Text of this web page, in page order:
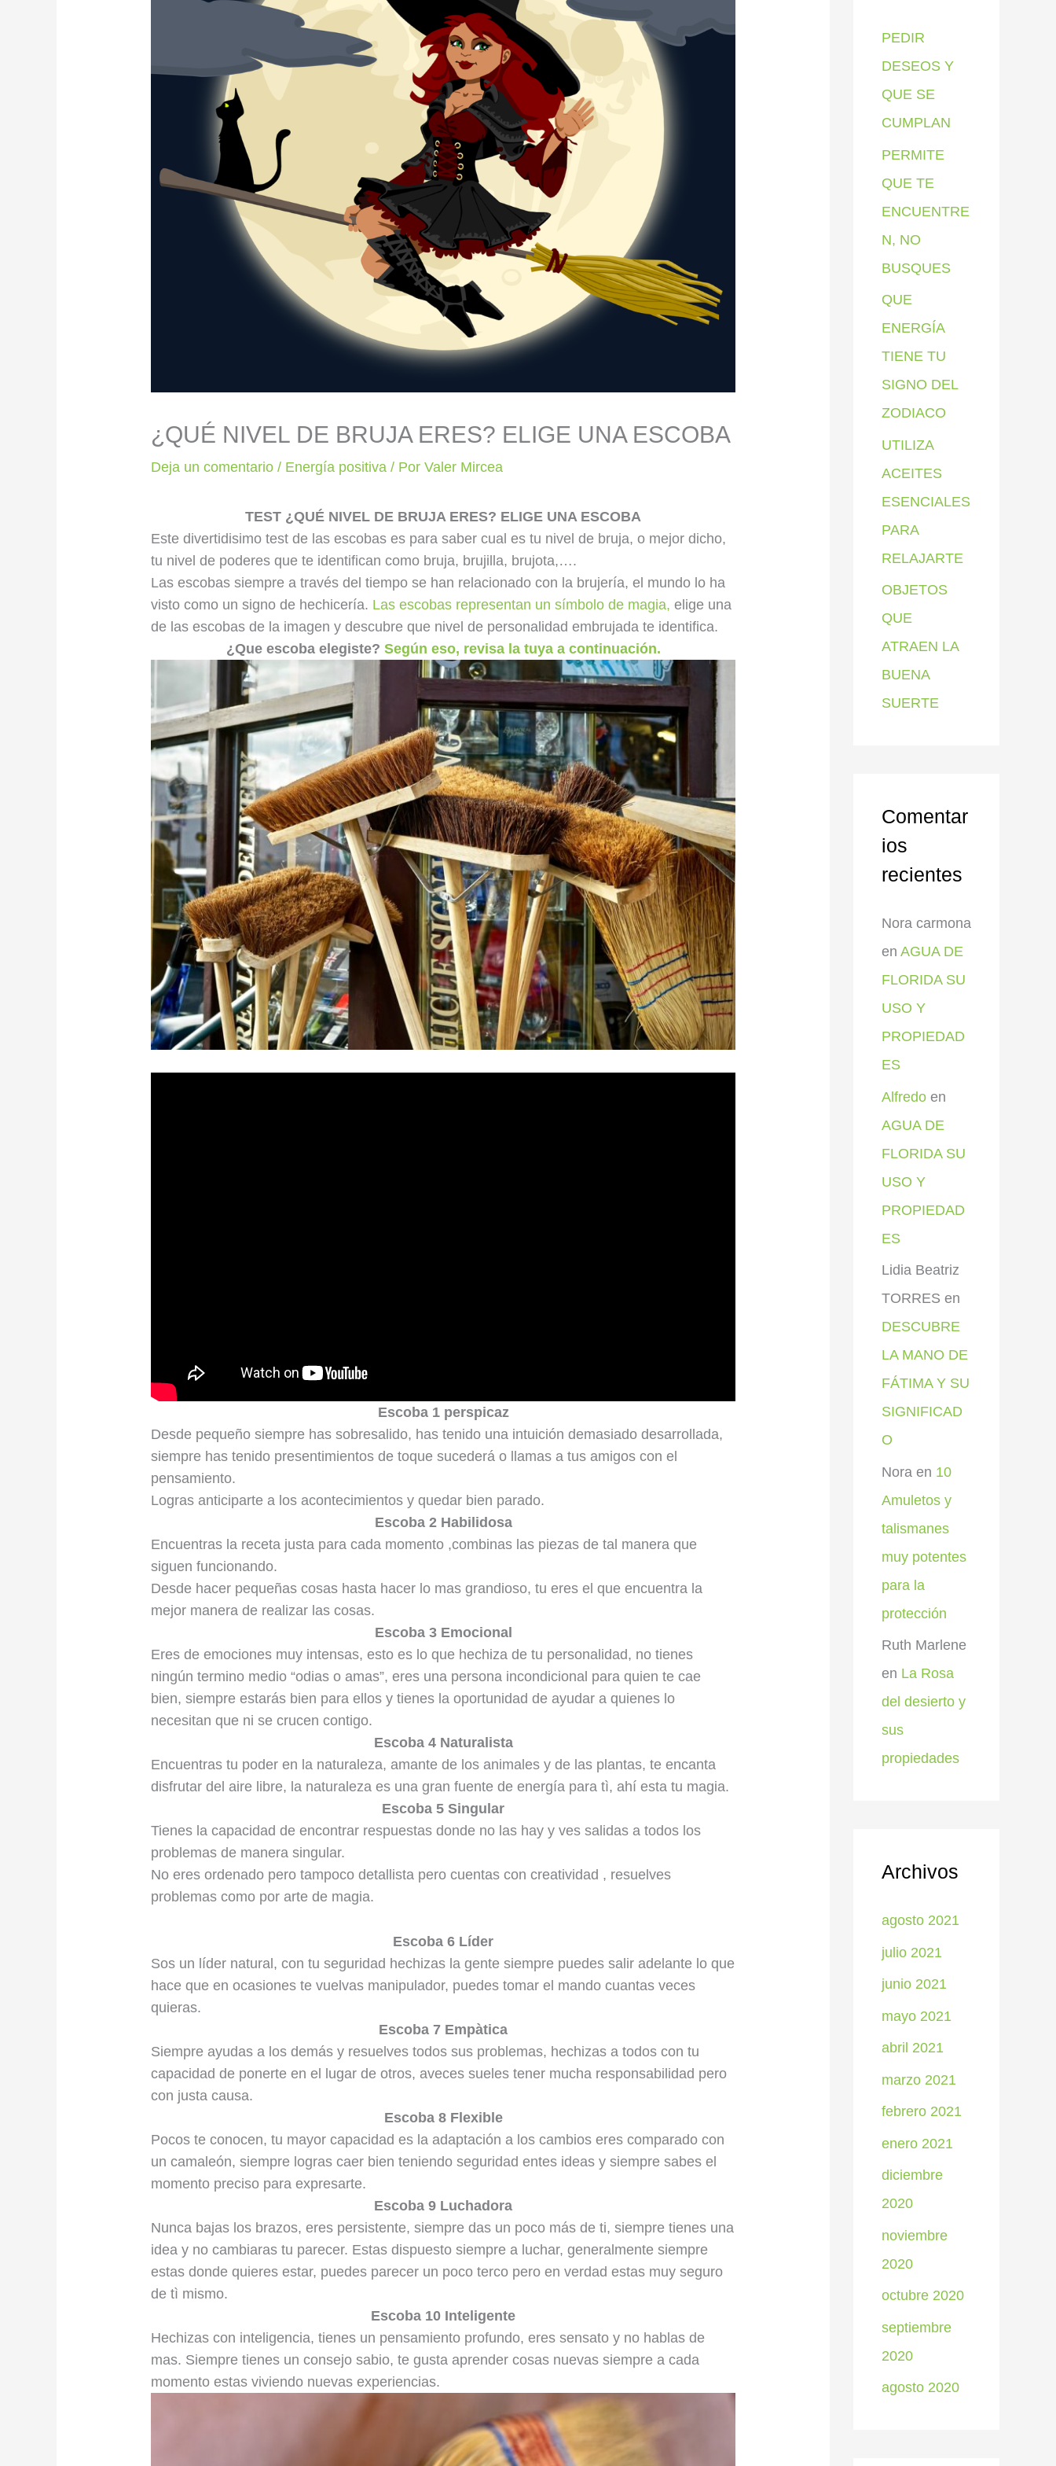
¿QUÉ NIVEL DE BRUJA ERES? ELIGE UNA ESCOBA
Deja un comentario / Energía positiva / PorValer Mircea
TEST ¿QUÉ NIVEL DE BRUJA ERES? ELIGE UNA ESCOBA
Este divertidisimo test de las escobas es para saber cual es tu nivel de bruja, o mejor dicho,
tu nivel de poderes que te identifican como bruja, brujilla, brujota,….
Las escobas siempre a través del tiempo se han relacionado con la brujería, el mundo lo ha
visto como un signo de hechicería. Las escobas representan un símbolo de magia, elige una
de las escobas de la imagen y descubre que nivel de personalidad embrujada te identifica.
¿Que escoba elegiste? Según eso, revisa la tuya a continuación.
Escoba 1 perspicaz
Desde pequeño siempre has sobresalido, has tenido una intuición demasiado desarrollada,
siempre has tenido presentimientos de toque sucederá o llamas a tus amigos con el
pensamiento.
Logras anticiparte a los acontecimientos y quedar bien parado.
Escoba 2 Habilidosa
Encuentras la receta justa para cada momento ,combinas las piezas de tal manera que
siguen funcionando.
Desde hacer pequeñas cosas hasta hacer lo mas grandioso, tu eres el que encuentra la
mejor manera de realizar las cosas.
Escoba 3 Emocional
Eres de emociones muy intensas, esto es lo que hechiza de tu personalidad, no tienes
ningún termino medio “odias o amas”, eres una persona incondicional para quien te cae
bien, siempre estarás bien para ellos y tienes la oportunidad de ayudar a quienes lo
necesitan que ni se crucen contigo.
Escoba 4 Naturalista
Encuentras tu poder en la naturaleza, amante de los animales y de las plantas, te encanta
disfrutar del aire libre, la naturaleza es una gran fuente de energía para tì, ahí esta tu magia.
Escoba 5 Singular
Tienes la capacidad de encontrar respuestas donde no las hay y ves salidas a todos los
problemas de manera singular.
No eres ordenado pero tampoco detallista pero cuentas con creatividad , resuelves
problemas como por arte de magia.
Escoba 6 Líder
Sos un líder natural, con tu seguridad hechizas la gente siempre puedes salir adelante lo que
hace que en ocasiones te vuelvas manipulador, puedes tomar el mando cuantas veces
quieras.
Escoba 7 Empàtica
Siempre ayudas a los demás y resuelves todos sus problemas, hechizas a todos con tu
capacidad de ponerte en el lugar de otros, aveces sueles tener mucha responsabilidad pero
con justa causa.
Escoba 8 Flexible
Pocos te conocen, tu mayor capacidad es la adaptación a los cambios eres comparado con
un camaleón, siempre logras caer bien teniendo seguridad entes ideas y siempre sabes el
momento preciso para expresarte.
Escoba 9 Luchadora
Nunca bajas los brazos, eres persistente, siempre das un poco más de ti, siempre tienes una
idea y no cambiaras tu parecer. Estas dispuesto siempre a luchar, generalmente siempre
estas donde quieres estar, puedes parecer un poco terco pero en verdad estas muy seguro
de tì mismo.
Escoba 10 Inteligente
Hechizas con inteligencia, tienes un pensamiento profundo, eres sensato y no hablas de
mas. Siempre tienes un consejo sabio, te gusta aprender cosas nuevas siempre a cada
momento estas viviendo nuevas experiencias.
o
r
:
PEDIR
DESEOS Y
QUE SE
CUMPLAN
PERMITE
QUE TE
ENCUENTRE
N, NO
BUSQUES
QUE
ENERGÍA
TIENE TU
SIGNO DEL
ZODIACO
UTILIZA
ACEITES
ESENCIALES
PARA
RELAJARTE
OBJETOS
QUE
ATRAEN LA
BUENA
SUERTE
Comentar
ios
recientes
Nora carmona
en AGUA DE
FLORIDA SU
USO Y
PROPIEDAD
ES
Alfredo en
AGUA DE
FLORIDA SU
USO Y
PROPIEDAD
ES
Lidia Beatriz
TORRES en
DESCUBRE
LA MANO DE
FÁTIMA Y SU
SIGNIFICAD
O
Nora en 10
Amuletos y
talismanes
muy potentes
para la
protección
Ruth Marlene
en La Rosa
del desierto y
sus
propiedades
Archivos
agosto 2021
julio 2021
junio 2021
mayo 2021
abril 2021
marzo 2021
febrero 2021
enero 2021
diciembre
2020
noviembre
2020
octubre 2020
septiembre
2020
agosto 2020